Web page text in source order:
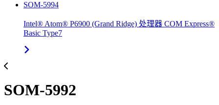
SOM-5994
Intel® Atom® P6900 (Grand Ridge) 处理器 COM Express®
Basic Type7
SOM-5992